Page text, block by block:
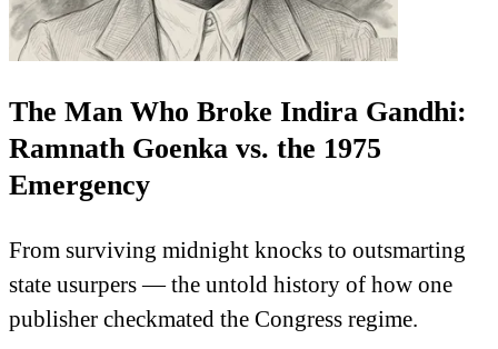
The Man Who Broke Indira Gandhi:
Ramnath Goenka vs. the 1975
Emergency
From surviving midnight knocks to outsmarting
state usurpers — the untold history of how one
publisher checkmated the Congress regime.